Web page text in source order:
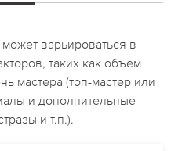
варьироваться в
таких как объем
мастера (топ-мастер или
и дополнительные
и т.п.).